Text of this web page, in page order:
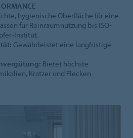
hygienische Oberfläche für eine
für Reinraumnutzung bis ISO-
Institut.
Gewährleistet eine langfristige
Bietet höchste
Kratzer und Flecken.